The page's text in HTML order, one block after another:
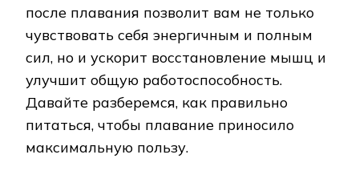
после плавания позволит вам не только
чувствовать себя энергичным и полным
сил, но и ускорит восстановление мышц и
улучшит общую работоспособность.
Давайте разберемся, как правильно
питаться, чтобы плавание приносило
максимальную пользу.